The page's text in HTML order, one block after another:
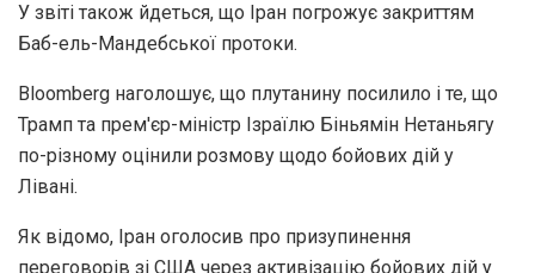
У звіті також йдеться, що Іран погрожує закриттям
Баб-ель-Мандебської протоки.
Bloomberg наголошує, що плутанину посилило і те, що
Трамп та прем'єр-міністр Ізраїлю Біньямін Нетаньягу
по-різному оцінили розмову щодо бойових дій у
Лівані.
Як відомо, Іран оголосив про призупинення
переговорів зі США через активізацію бойових дій у